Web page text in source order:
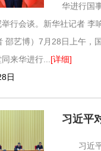
华进行国
行会谈。新华社记者 李
邵艺博）7月28日上午，
来华进行... [详细]
日
习近